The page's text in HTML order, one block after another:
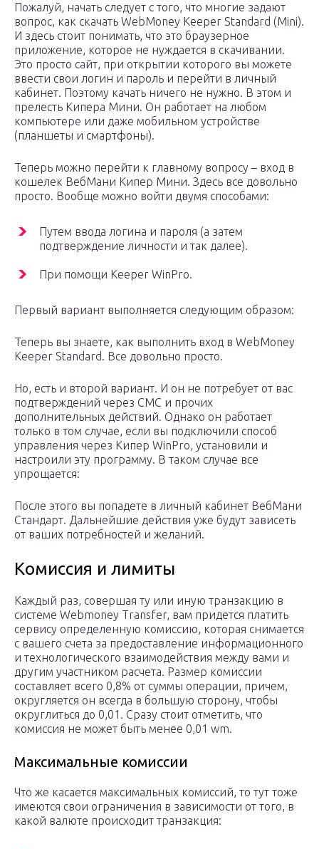
Пожалуй, начать следует с того, что многие задают
вопрос, как скачать WebMoney Keeper Standard (Mini).
И здесь стоит понимать, что это браузерное
приложение, которое не нуждается в скачивании.
Это просто сайт, при открытии которого вы можете
ввести свои логин и пароль и перейти в личный
кабинет. Поэтому качать ничего не нужно. В этом и
прелесть Кипера Мини. Он работает на любом
компьютере или даже мобильном устройстве
(планшеты и смартфоны).
Теперь можно перейти к главному вопросу – вход в
кошелек ВебМани Кипер Мини. Здесь все довольно
просто. Вообще можно войти двумя способами:
Путем ввода логина и пароля (а затем
подтверждение личности и так далее).
При помощи Keeper WinPro.
Первый вариант выполняется следующим образом:
Теперь вы знаете, как выполнить вход в WebMoney
Keeper Standard. Все довольно просто.
Но, есть и второй вариант. И он не потребует от вас
подтверждений через СМС и прочих
дополнительных действий. Однако он работает
только в том случае, если вы подключили способ
управления через Кипер WinPro, установили и
настроили эту программу. В таком случае все
упрощается:
После этого вы попадете в личный кабинет ВебМани
Стандарт. Дальнейшие действия уже будут зависеть
от ваших потребностей и желаний.
Комиссия и лимиты
Каждый раз, совершая ту или иную транзакцию в
системе Webmoney Transfer, вам придется платить
сервису определенную комиссию, которая снимается
с вашего счета за предоставление информационного
и технологического взаимодействия между вами и
другим участником расчета. Размер комиссии
составляет всего 0,8% от суммы операции, причем,
округляется он всегда в большую сторону, чтобы
округлиться до 0,01. Сразу стоит отметить, что
комиссия не может быть менее 0,01 wm.
Максимальные комиссии
Что же касается максимальных комиссий, то тут тоже
имеются свои ограничения в зависимости от того, в
какой валюте происходит транзакция: